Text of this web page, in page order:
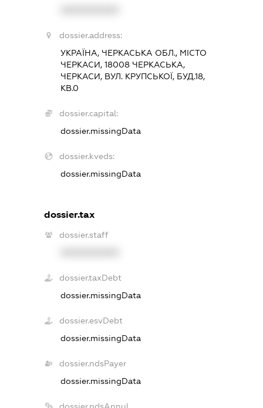
dossier.address:
УКРАЇНА, ЧЕРКАСЬКА ОБЛ., МІСТО
ЧЕРКАСИ, 18008 ЧЕРКАСЬКА,
ЧЕРКАСИ, ВУЛ. КРУПСЬКОЇ, БУД.18,
КВ.0
dossier.capital:
dossier.missingData
dossier.kveds:
dossier.missingData
dossier.tax
dossier.staff
dossier.taxDebt
dossier.missingData
dossier.esvDebt
dossier.missingData
dossier.ndsPayer
dossier.missingData
dossier.ndsAnnul